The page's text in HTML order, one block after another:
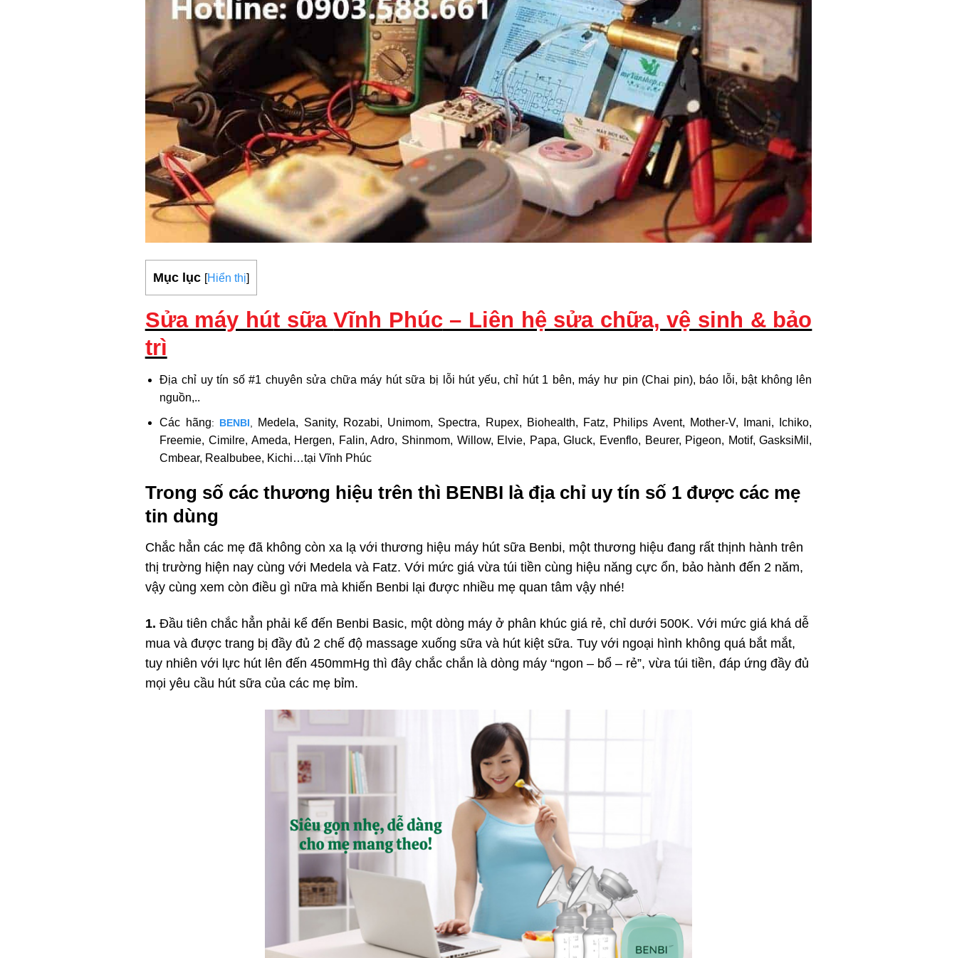
Mục lục [Hiển thị]
Sửa máy hút sữaVĩnh Phúc– Liên hệ sửa chữa, vệ sinh & bảo
trì
Địa chỉ uy tín số #1 chuyên sửa chữa máy hút sữa bị lỗi hút yếu, chỉ hút 1 bên, máy hư pin (Chai pin), báo lỗi, bật không lên
nguồn,..
Các hãng: BENBI
Medela, Sanity, Rozabi, Unimom, Spectra, Rupex, Biohealth, Fatz, Philips Avent, Mother-V, Imani, Ichiko,
Freemie, Cimilre, Ameda, Hergen, Falin, Adro, Shinmom, Willow, Elvie, Papa, Gluck, Evenflo, Beurer, Pigeon, Motif, GasksiMil,
Cmbear, Realbubee, Kichi…tạiVĩnh Phúc
Trong số các thương hiệu trên thì BENBI là địa chỉ uy tín số 1 được các mẹ
tin dùng
Chắc hẳn các mẹ đã không còn xa lạ với thương hiệu máy hút sữa Benbi, một thương hiệu đang rất thịnh hành trên
thị trường hiện nay cùng với Medela và Fatz. Với mức giá vừa túi tiền cùng hiệu năng cực ổn, bảo hành đến 2 năm,
vậy cùng xem còn điều gì nữa mà khiến Benbi lại được nhiều mẹ quan tâm vậy nhé!
1. Đầu tiên chắc hẳn phải kể đến Benbi Basic, một dòng máy ở phân khúc giá rẻ, chỉ dưới 500K. Với mức giá khá dễ
mua và được trang bị đầy đủ 2 chế độ massage xuống sữa và hút kiệt sữa. Tuy với ngoại hình không quá bắt mắt,
tuy nhiên với lực hút lên đến 450mmHg thì đây chắc chắn là dòng máy “ngon – bổ – rẻ”, vừa túi tiền, đáp ứng đầy đủ
mọi yêu cầu hút sữa của các mẹ bỉm.